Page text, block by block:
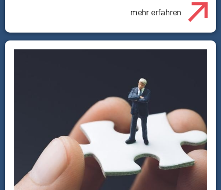
mehr erfahren